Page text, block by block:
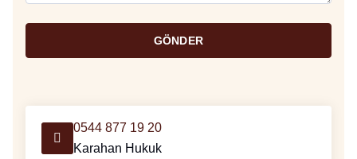
GÖNDER
0544 877 19 20
Karahan Hukuk